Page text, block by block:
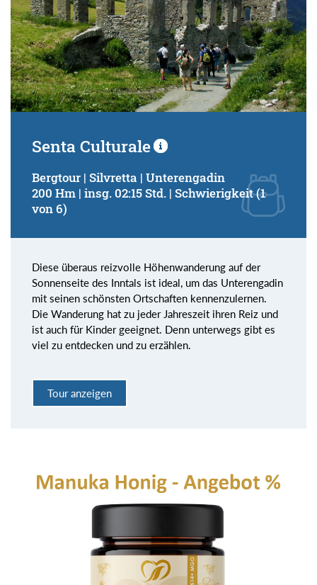
Senta Culturale
Bergtour | Silvretta | Unterengadin
200 Hm | insg. 02:15 Std. | Schwierigkeit (1
von 6)
Diese überaus reizvolle Höhenwanderung auf der
Sonnenseite des Inntals ist ideal, um das Unterengadin
mit seinen schönsten Ortschaften kennenzulernen.
Die Wanderung hat zu jeder Jahreszeit ihren Reiz und
ist auch für Kinder geeignet. Denn unterwegs gibt es
viel zu entdecken und zu erzählen.
Tour anzeigen